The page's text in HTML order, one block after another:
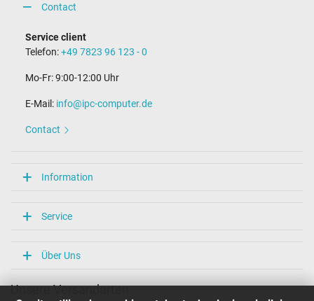
Contact
Service client
Telefon:+49 7823 96 123 - 0
Mo-Fr: 9:00-12:00 Uhr
E-Mail: info@ipc-computer.de
Contact
Information
Service
Über Uns
Unsere Versandarten